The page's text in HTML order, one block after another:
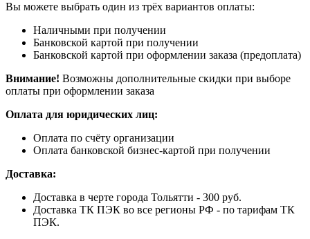
Вы можете выбрать один из трёх вариантов оплаты:
Наличными при получении
Банковской картой при получении
Банковской картой при оформлении заказа (предоплата)
Внимание! Возможны дополнительные скидки при выборе
оплаты при оформлении заказа
Оплата для юридических лиц:
Оплата по счёту организации
Оплата банковской бизнес-картой при получении
Доставка:
Доставка в черте города Тольятти - 300 руб.
Доставка ТК ПЭК во все регионы РФ - по тарифам ТК
ПЭК.